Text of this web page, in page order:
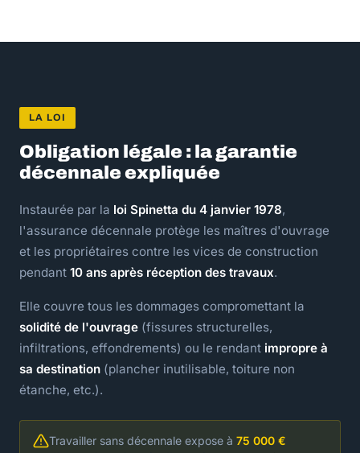
LA LOI
Obligation légale : la garantie
décennale expliquée
Instaurée par la loi Spinetta du 4 janvier 1978,
l'assurance décennale protège les maîtres d'ouvrage
et les propriétaires contre les vices de construction
pendant 10 ans après réception des travaux.
Elle couvre tous les dommages compromettant la
solidité de l'ouvrage (fissures structurelles,
infiltrations, effondrements) ou le rendant impropre à
sa destination (plancher inutilisable, toiture non
étanche, etc.).
Travailler sans décennale expose à 75 000 €